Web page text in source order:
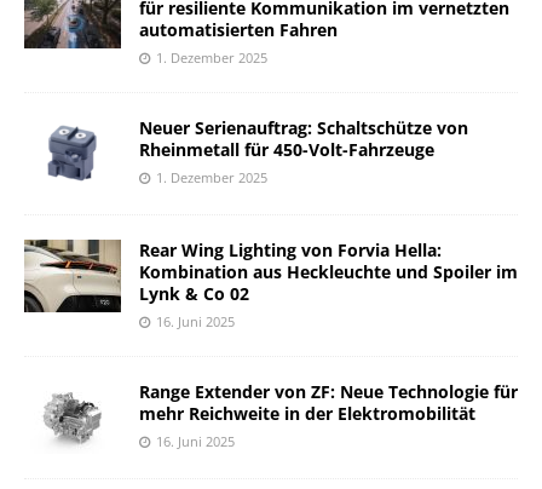
für resiliente Kommunikation im vernetzten
automatisierten Fahren
1. Dezember 2025
Neuer Serienauftrag: Schaltschütze von
Rheinmetall für 450-Volt-Fahrzeuge
1. Dezember 2025
Rear Wing Lighting von Forvia Hella:
Kombination aus Heckleuchte und Spoiler im
Lynk & Co 02
16. Juni 2025
Range Extender von ZF: Neue Technologie für
mehr Reichweite in der Elektromobilität
16. Juni 2025